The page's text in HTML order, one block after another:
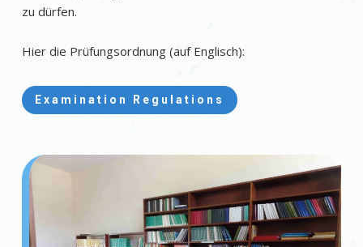
zu dürfen.
Hier die Prüfungsordnung (auf Englisch):
Examination Regulations